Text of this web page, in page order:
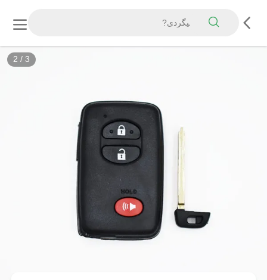
2 / 3